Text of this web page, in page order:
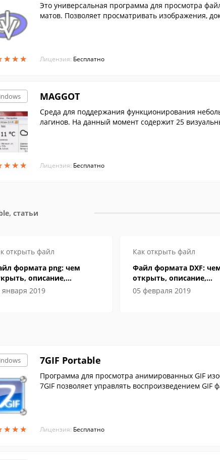
★★★
★★★
Это универсальная программа для просмотра
матов. Позволяет просматривать изображения,
Лицензия: Бесплатно
★★★
★★★
MAGGOT
Среда для поддержания функционирования
лагинов. На данный момент содержит 25
Лицензия: Бесплатно
статьи
открыть файл
формата png: чем
описание,
января 2019
Как открыть файл
Файл формата DXF:
открыть, описание,
особенности
05 февраля 2019
★★★
★★★
7GIF Portable
Программа для просмотра анимированных GIF
7GIF позволяет управлять воспроизведением GIF
Лицензия: Бесплатно